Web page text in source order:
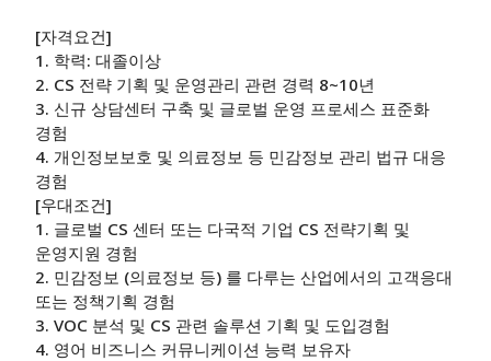
[자격요건]
1. 학력: 대졸이상
2. CS 전략 기획 및 운영관리 관련 경력 8~10년
3. 신규 상담센터 구축 및 글로벌 운영 프로세스 표준화
경험
4. 개인정보보호 및 의료정보 등 민감정보 관리 법규 대응
경험
[우대조건]
1. 글로벌 CS 센터 또는 다국적 기업 CS 전략기획 및
운영지원 경험
2. 민감정보 (의료정보 등) 를 다루는 산업에서의 고객응대
또는 정책기획 경험
3. VOC 분석 및 CS 관련 솔루션 기획 및 도입경험
4. 영어 비즈니스 커뮤니케이션 능력 보유자